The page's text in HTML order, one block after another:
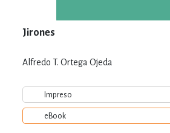
Jirones
Alfredo T. Ortega Ojeda
Impreso
eBook